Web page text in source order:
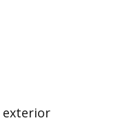
exterior